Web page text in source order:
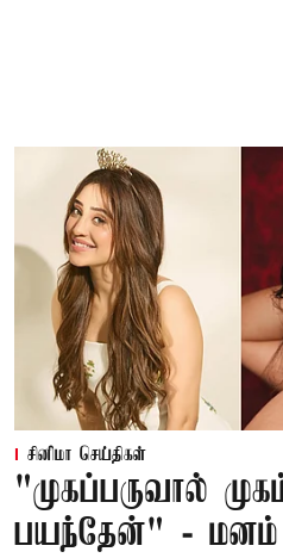
சினிமா செய்திகள்
"முகப்பருவால்
பயந்தேன்" - மனம்